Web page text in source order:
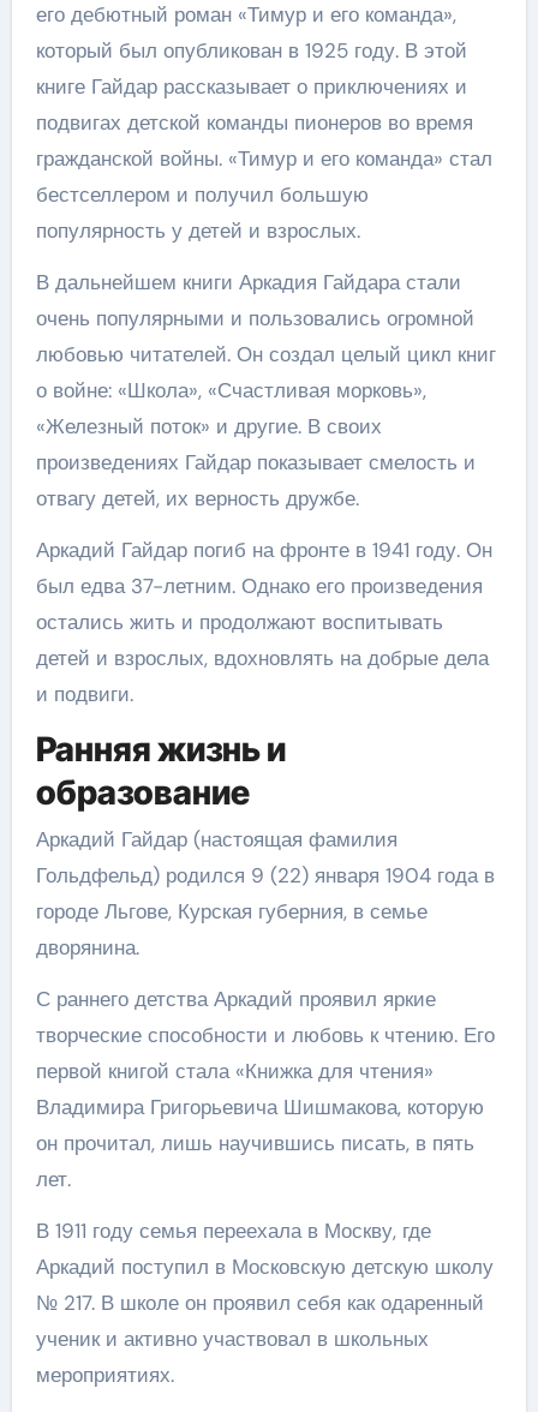
его дебютный роман «Тимур и его команда»,
который был опубликован в 1925 году. В этой
книге Гайдар рассказывает о приключениях и
подвигах детской команды пионеров во время
гражданской войны. «Тимур и его команда» стал
бестселлером и получил большую
популярность у детей и взрослых.
В дальнейшем книги Аркадия Гайдара стали
очень популярными и пользовались огромной
любовью читателей. Он создал целый цикл книг
о войне: «Школа», «Счастливая морковь»,
«Железный поток» и другие. В своих
произведениях Гайдар показывает смелость и
отвагу детей, их верность дружбе.
Аркадий Гайдар погиб на фронте в 1941 году. Он
был едва 37-летним. Однако его произведения
остались жить и продолжают воспитывать
детей и взрослых, вдохновлять на добрые дела
и подвиги.
Ранняя жизнь и
образование
Аркадий Гайдар (настоящая фамилия
Гольдфельд) родился 9 (22) января 1904 года в
городе Льгове, Курская губерния, в семье
дворянина.
С раннего детства Аркадий проявил яркие
творческие способности и любовь к чтению. Его
первой книгой стала «Книжка для чтения»
Владимира Григорьевича Шишмакова, которую
он прочитал, лишь научившись писать, в пять
лет.
В 1911 году семья переехала в Москву, где
Аркадий поступил в Московскую детскую школу
№ 217. В школе он проявил себя как одаренный
ученик и активно участвовал в школьных
мероприятиях.